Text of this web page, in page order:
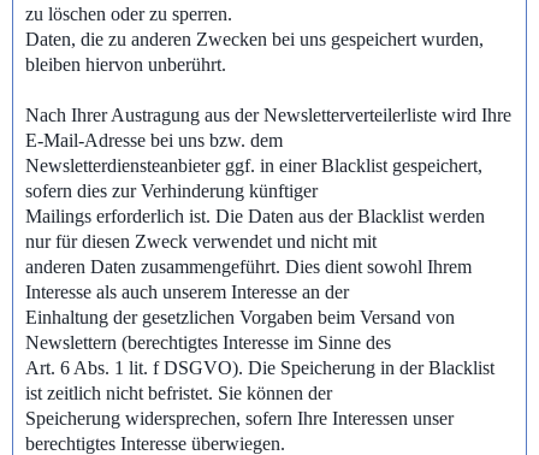
zu löschen oder zu sperren.
Daten, die zu anderen Zwecken bei uns gespeichert wurden,
bleiben hiervon unberührt.
Nach Ihrer Austragung aus der Newsletterverteilerliste wird Ihre
E-Mail-Adresse bei uns bzw. dem
Newsletterdiensteanbieter ggf. in einer Blacklist gespeichert,
sofern dies zur Verhinderung künftiger
Mailings erforderlich ist. Die Daten aus der Blacklist werden
nur für diesen Zweck verwendet und nicht mit
anderen Daten zusammengeführt. Dies dient sowohl Ihrem
Interesse als auch unserem Interesse an der
Einhaltung der gesetzlichen Vorgaben beim Versand von
Newslettern (berechtigtes Interesse im Sinne des
Art. 6 Abs. 1 lit. f DSGVO). Die Speicherung in der Blacklist
ist zeitlich nicht befristet. Sie können der
Speicherung widersprechen, sofern Ihre Interessen unser
berechtigtes Interesse überwiegen.